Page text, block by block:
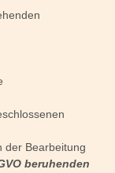
der Bearbeitung
beruhenden